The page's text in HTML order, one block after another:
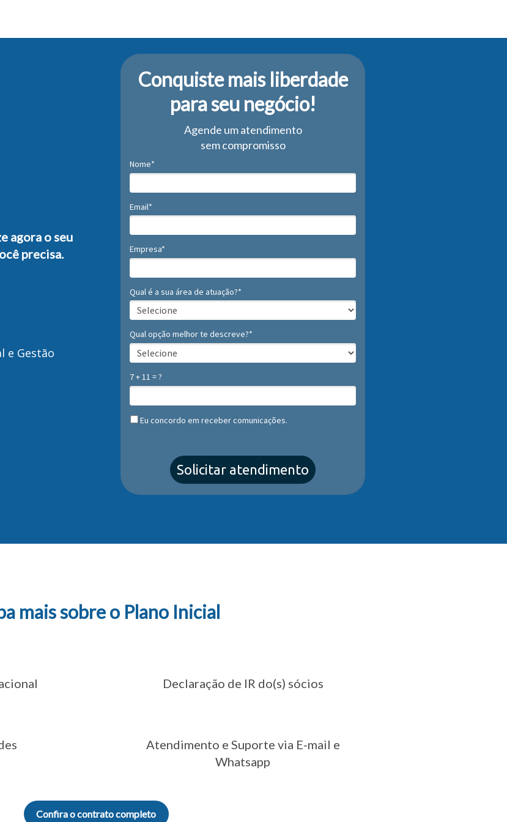
agora o seu
precisa.
e Gestão
Conquiste mais liberdade
para seu negócio!
Agende um atendimento
sem compromisso
Nome*
Email*
Empresa*
Qual é a sua área de atuação?*
Qual opção melhor te descreve?*
7 + 11 = ?
Eu concordo em receber comunicações.
Solicitar atendimento
mais sobre o Plano Inicial
Declaração de IR do(s) sócios
Atendimento e Suporte via E-mail e
Whatsapp
Confira o contrato completo